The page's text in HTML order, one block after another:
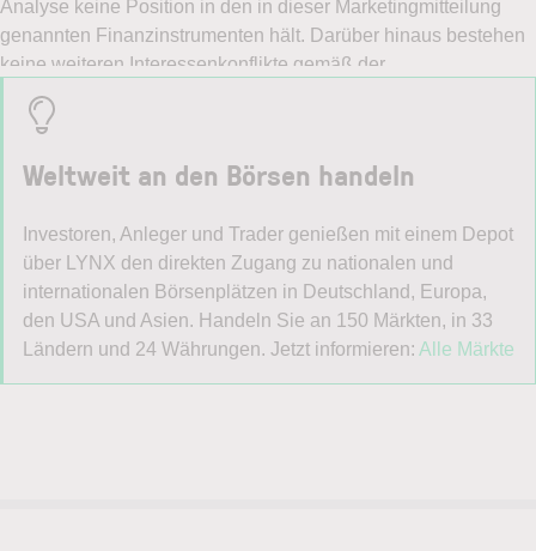
Weltweit an den Börsen handeln
Investoren, Anleger und Trader genießen mit einem Depot
über LYNX den direkten Zugang zu nationalen und
internationalen Börsenplätzen in Deutschland, Europa,
den USA und Asien. Handeln Sie an 150 Märkten, in 33
Ländern und 24 Währungen. Jetzt informieren: Alle Märkte